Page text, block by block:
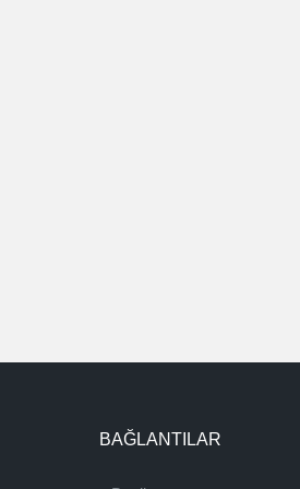
BAĞLANTILAR